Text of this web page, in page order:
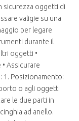
sicurezza oggetti di
valigie su una
per legare
durante il
oggetti •
Assicurare
1. Posizionamento:
o agli oggetti
le due parti in
ad anello.